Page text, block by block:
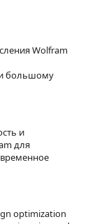
Wolfram
большому
и
для
optimization